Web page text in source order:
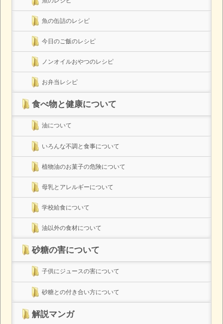
魚の缶詰のレシピ
今日のご飯のレシピ
ノンオイルおやつのレシピ
お弁当レシピ
食べ物と健康について
油について
いろんな不調と食事について
植物油のお菓子の危険について
母乳とアレルギーについて
学校給食について
油以外の食材について
砂糖の害について
子供にジュースの害について
砂糖との付き合い方について
解説マンガ